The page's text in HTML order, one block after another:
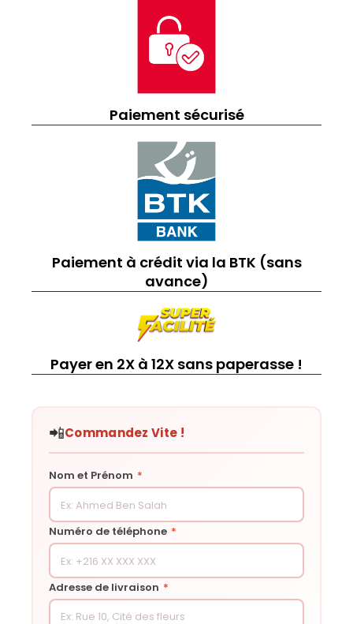
Paiement sécurisé
Paiement à crédit via la BTK (sans
avance)
Payer en 2X à 12X sans paperasse !
📲Commandez Vite !
Nom et Prénom *
Numéro de téléphone *
Adresse de livraison *